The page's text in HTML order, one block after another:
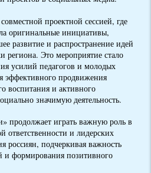
проектной сессией, где
оригинальные инициативы,
развитие и распространение идей
региона. Это мероприятие стало
усилий педагогов и молодых
эффективного продвижения
воспитания и активного
значимую деятельность.
продолжает играть важную роль в
ответственности и лидерских
россиян, подчеркивая важность
и формирования позитивного